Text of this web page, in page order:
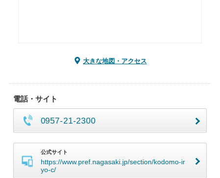
大きな地図・アクセス
電話・サイト
0957-21-2300
公式サイト
https://www.pref.nagasaki.jp/section/kodomo-ir
yo-c/